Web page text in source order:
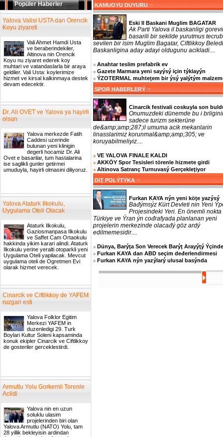
Popüler Haberler
Yalova Valisi USTA dan Orencik
Koyu ziyareti
Vali Ahmet Hamdi Usta
ve beraberindekiler,
Altinova nin Orencik
Koyu nu ziyaret ederek koy
muhtari ve vatandaslarla bir araya
geldiler. Vali Usta: koylerimize
hizmet ve kirsal kalkinmaya destek
devam edecektir.
Dr. Ali OVET ve Yalova ya hayirli
olsun
Yalova merkezde Fatih
Caddesi uzerinde
bulunan yeni klinigin
degerli hocamiz Dr. Ali
Ovet e basarilar, tum hastalarina
ise saglikli gunler getirmei
umuduyla, hayirli olmasini diliyoruz.
Yalova Ataturk Ilkokulu,
Uygulama Oteli Olacak
Ataturk Ilkokulu,
Gaziosmanpasa Ilkokulu
ve Saffet Cam Ortaokulu
hakkinda yikim karari alindi. Ataturk
Ilkokulu yerine yeralti otoparkli yeni
Uygulama Oteli yapilacak. Mevcut
uygulama oteli de Ogretmen Evi
olarak hizmet verecek.
Cinarcik ve Ciftlikkoy de YAFEM
ruzgari esti
Yalova Folklor Egitim
Merkezi YAFEM in
duzenledigi 29. Turk
Boylari Kultur Soleni kapsaminda
konuk ekipler Cinarcik ve Ciftlikkoy
de gosteriler gerceklestirdi.
Armutlu Yolu Gorkemli Torenle
Acildi
Yalova nin en uzun
soluklu ulasim
projelerinden biri olan
Yalova Armutlu (NATO) Yolu, tam
28 yillik bekleyisin ardindan
KAMUOYU DUYURU ¬
Eski Il Baskani Muglim BAGATAR
Ak Parti Yalova il baskanligi
basarili bir sekilde yurutmus
sevilen bir isim Muglim Bagatar, Ciftlikkoy
Baskanligina aday adayi oldugunu acikladi....
Anahtar teslim prefabrik ev
Gazete Marmara yeni sayýsý için týklayýn
ÝZOTERMAL muhteţem bir ýsý yalýtým
SPOR HABERLERÝ ¬
Cinarcik festivali coskuyla son
Onumuzdeki dünemde bu i
sadece turizm sekterüne
de&amp;amp;287;il umuma acik mekanlarin
linasslarimiz korunmal&amp;amp;305; ve
koruyabilmeliyiz....
VE YALOVA FINALE KALDI
AKKÖY Spor Tesisleri törenle hizmete girdi
Altinova Satranç Turnuvasý Gerçekleţiyor
DIŢ POLÝTÝKA ¬
Furkan KAYA nýn yeni köţe yazýsý
Bađýmsýz Kürt Devleti nin Yeni
Projesindeki Yeri. En önemli nokta
Türkiye ve Ýran ýn cođrafyada planlanan yeni
projelerin merkezinde olacađý göz ardý
edilmemesidir....
Dünya, Barýţa Son Verecek Barýţ Arayýţý Ýçinde
Furkan KAYA dan ABD seçim deđerlendirmesi
Furkan KAYA nýn yazýlarý ulusal basýnda